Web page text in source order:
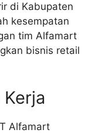
di Kabupaten
kesempatan
tim Alfamart
bisnis retail
Alfamart